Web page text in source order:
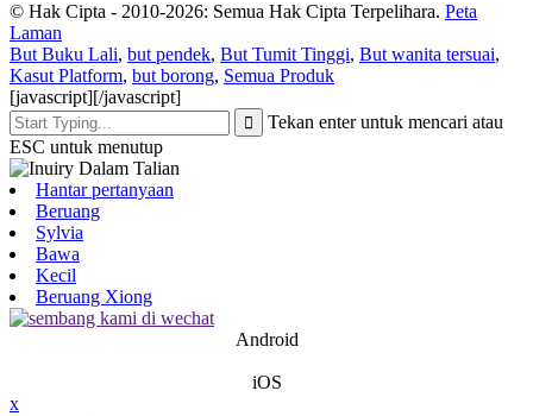
© Hak Cipta - 2010-2026: Semua Hak Cipta Terpelihara. Peta
Laman
But Buku Lali, but pendek, But Tumit Tinggi, But wanita tersuai,
Kasut Platform, but borong, Semua Produk
[javascript][/javascript]
Tekan enter untuk mencari atau
ESC untuk menutup
Hantar pertanyaan
Beruang
Sylvia
Bawa
Kecil
Beruang Xiong
Android
iOS
x